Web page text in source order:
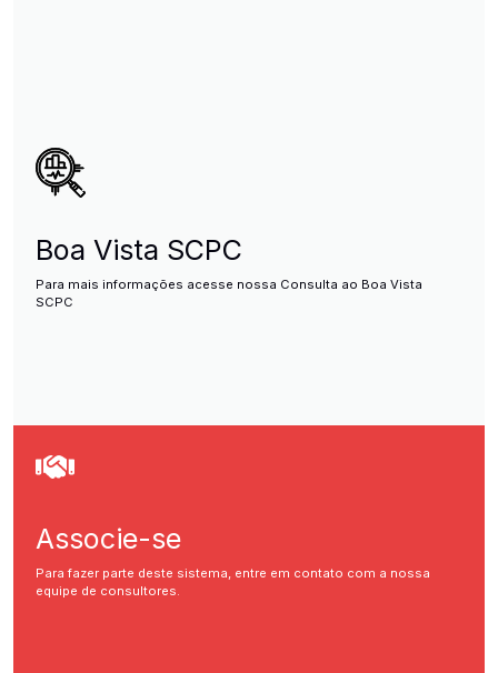
Boa Vista SCPC
Para mais informações acesse nossa Consulta ao Boa Vista
SCPC
Associe-se
Para fazer parte deste sistema, entre em contato com a nossa
equipe de consultores.